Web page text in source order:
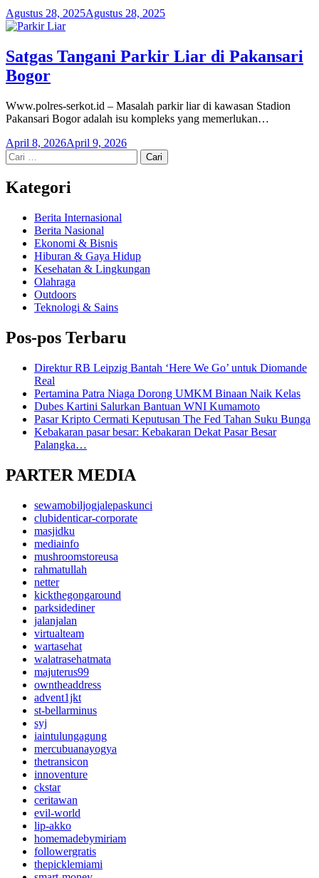
Agustus 28, 2025Agustus 28, 2025
Satgas Tangani Parkir Liar di Pakansari
Bogor
Www.polres-serkot.id – Masalah parkir liar di kawasan Stadion
Pakansari Bogor adalah isu kompleks yang memerlukan…
April 8, 2026April 9, 2026
Cari
untuk:
Kategori
Berita Internasional
Berita Nasional
Ekonomi & Bisnis
Hiburan & Gaya Hidup
Kesehatan & Lingkungan
Olahraga
Outdoors
Teknologi & Sains
Pos-pos Terbaru
Direktur RB Leipzig Bantah ‘Here We Go’ untuk Diomande
Real
Pertamina Patra Niaga Dorong UMKM Binaan Naik Kelas
Dubes Kartini Salurkan Bantuan WNI Kumamoto
Pasar Kripto Cermati Keputusan The Fed Tahan Suku Bunga
Kebakaran pasar besar: Kebakaran Dekat Pasar Besar
Palangka…
PARTER MEDIA
sewamobiljogjalepaskunci
clubidenticar-corporate
masjidku
mediainfo
mushroomstoreusa
rahmatullah
netter
kickthegongaround
parksidediner
jalanjalan
virtualteam
wartasehat
walatrasehatmata
majuterus99
owntheaddress
advent1jkt
st-bellarminus
syj
iaintulungagung
mercubuanayogya
thetransicon
innoventure
ckstar
ceritawan
evil-world
lip-akko
homemadebymiriam
followergratis
thepicklemiami